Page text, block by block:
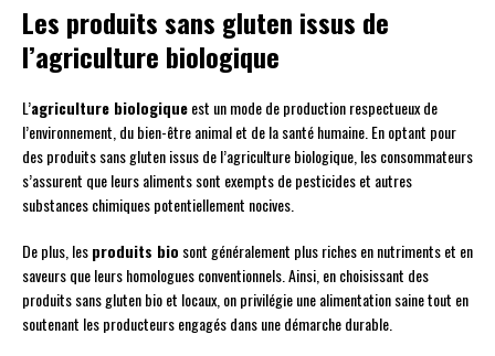
Les produits sans gluten issus de
l’agriculture biologique
L’agriculture biologiqueest un mode de production respectueux de
l’environnement, du bien-être animal et de la santé humaine. En optant pour
des produits sans gluten issus de l’agriculture biologique, les consommateurs
s’assurent que leurs aliments sont exempts de pesticides et autres
substances chimiques potentiellement nocives.
De plus, lesproduits bio sont généralement plus riches en nutriments et en
saveurs que leurs homologues conventionnels. Ainsi, en choisissant des
produits sans gluten bio et locaux, on privilégie une alimentation saine tout en
soutenant les producteurs engagés dans une démarche durable.